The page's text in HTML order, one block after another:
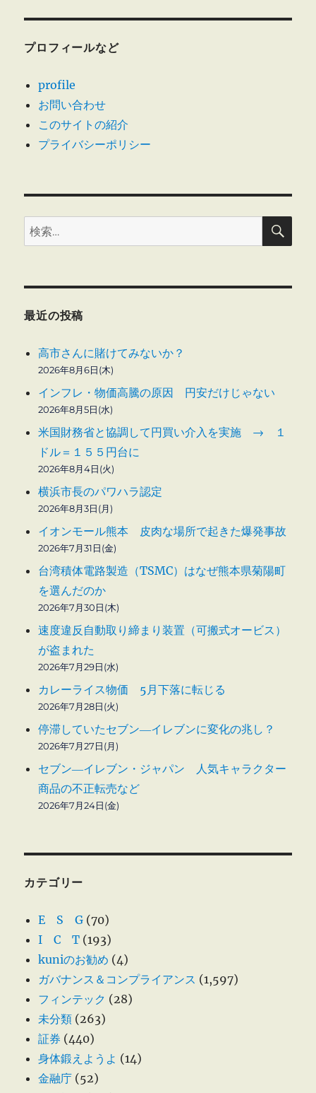
ン
プロフィールなど
profile
お問い合わせ
このサイトの紹介
プライバシーポリシー
検
索:
検
最近の投稿
高市さんに賭けてみないか？
2026年8月6日(木)
インフレ・物価高騰の原因 円安だけじゃない
2026年8月5日(水)
米国財務省と協調して円買い介入を実施 → １
ドル＝１５５円台に
2026年8月4日(火)
横浜市長のパワハラ認定
2026年8月3日(月)
イオンモール熊本 皮肉な場所で起きた爆発事故
2026年7月31日(金)
台湾積体電路製造（TSMC）はなぜ熊本県菊陽町
を選んだのか
2026年7月30日(木)
速度違反自動取り締まり装置（可搬式オービス）
が盗まれた
2026年7月29日(水)
カレーライス物価 5月下落に転じる
2026年7月28日(火)
停滞していたセブン―イレブンに変化の兆し？
2026年7月27日(月)
セブン―イレブン・ジャパン 人気キャラクター
商品の不正転売など
2026年7月24日(金)
カテゴリー
E S G (70)
I C T (193)
kuniのお勧め (4)
ガバナンス＆コンプライアンス (1,597)
フィンテック (28)
未分類 (263)
証券 (440)
身体鍛えようよ (14)
金融庁 (52)